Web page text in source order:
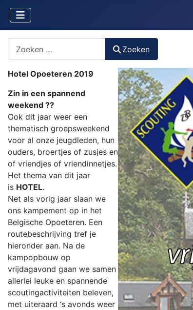
Zoeken
Hotel Opoeteren 2019
Zin in een spannend
weekend ??
Ook dit jaar weer een
thematisch groepsweekend
voor al onze jeugdleden, hun
ouders, broertjes of zusjes en
of vriendjes of vriendinnetjes.
Het thema van dit jaar
is HOTEL.
Net als vorig jaar slaan we
ons kampement op in het
Belgische Opoeteren. Een
routebeschrijving tref je
hieronder aan. Na de
kampopbouw op
vrijdagavond gaan we samen
allerlei leuke en spannende
scoutingactiviteiten beleven,
met uiteraard ‘s avonds weer